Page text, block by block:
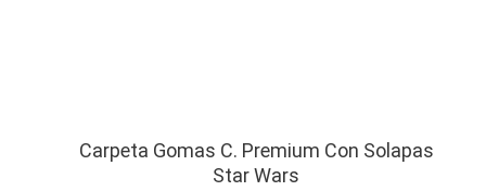
Carpeta Gomas C. Premium Con Solapas
Star Wars